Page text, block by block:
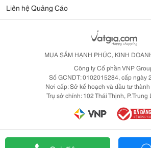
Liên hệ Quảng Cáo
MUA SẮM HẠNH PHÚC, KINH
Công ty Cổ phần VNP
Số GCNDT: 0102015284, cấp ngày
Nơi cấp: Sở kế hoạch và đầu tư
Trụ sở chính: 102 Thái Thịnh, P. Trung